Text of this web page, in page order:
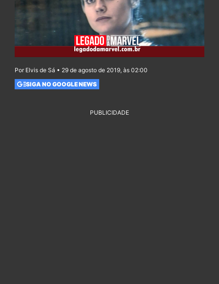
Por Elvis de Sá • 29 de agosto de 2019, às 02:00
SIGA NO GOOGLE NEWS
PUBLICIDADE